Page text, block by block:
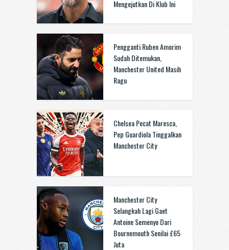
Mengejutkan Di Klub Ini
Pengganti Ruben Amorim
Sudah Ditemukan,
Manchester United Masih
Ragu
Chelsea Pecat Maresca,
Pep Guardiola Tinggalkan
Manchester City
Manchester City
Selangkah Lagi Gaet
Antoine Semenyo Dari
Bournemouth Senilai £65
Juta